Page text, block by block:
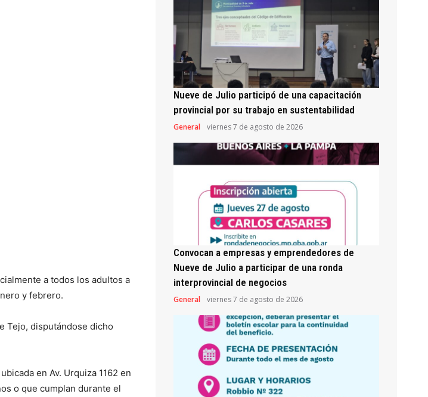
a todos los adultos a
y febrero.
Tejo, disputándose dicho
en Av. Urquiza 1162 en
o que cumplan durante el
Nueve de Julio participó de una capacitación
provincial por su trabajo en sustentabilidad
General viernes 7 de agosto de 2026
Convocan a empresas y emprendedores de
Nueve de Julio a participar de una ronda
interprovincial de negocios
General viernes 7 de agosto de 2026